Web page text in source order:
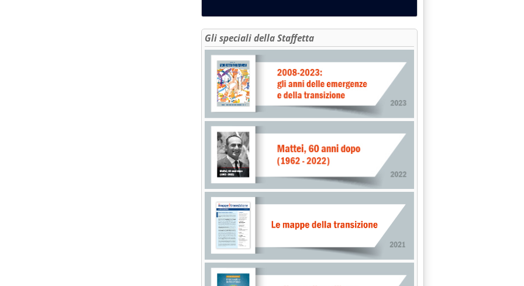
Gli speciali della Staffetta